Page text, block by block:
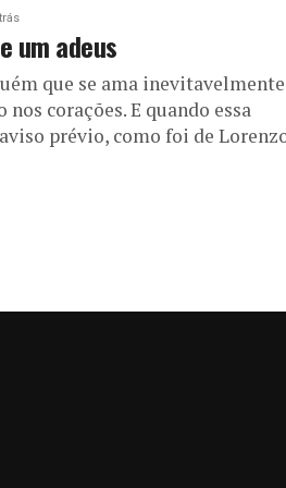
um adeus
que se ama inevitavelmente
corações. E quando essa
prévio, como foi de